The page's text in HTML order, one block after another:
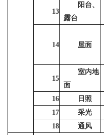
13
阳台、
露台
14 屋面
15
室内地
面
16 日照
17
采光
18
通风